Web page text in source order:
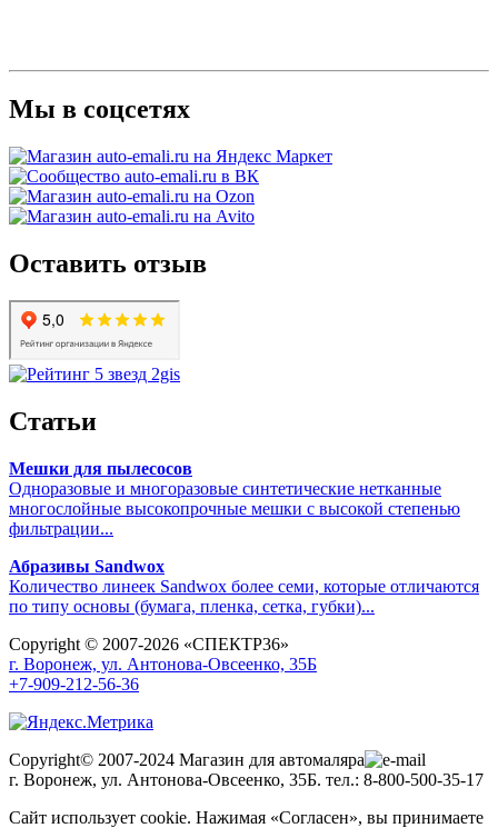
Мы в соцсетях
Оставить отзыв
Статьи
Мешки для пылесосов
Одноразовые и многоразовые синтетические нетканные
многослойные высокопрочные мешки с высокой степенью
фильтрации...
Абразивы Sandwox
Количество линеек Sandwox более семи, которые отличаются
по типу основы (бумага, пленка, сетка, губки)...
Copyright © 2007-2026 «СПЕКТР36»
г. Воронеж, ул. Антонова-Овсеенко, 35Б
+7-909-212-56-36
Copyright© 2007-2024 Магазин для автомаляра
г. Воронеж, ул. Антонова-Овсеенко, 35Б. тел.: 8-800-500-35-17
Сайт использует cookie. Нажимая «Согласен», вы принимаете